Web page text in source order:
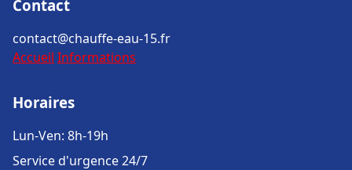
Contact
contact@chauffe-eau-15.fr
Accueil Informations
Horaires
Lun-Ven: 8h-19h
Service d'urgence 24/7